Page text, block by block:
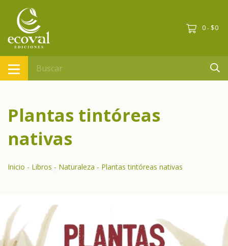
0 - $0
Plantas tintóreas
nativas
Inicio - Libros - Naturaleza - Plantas tintóreas nativas